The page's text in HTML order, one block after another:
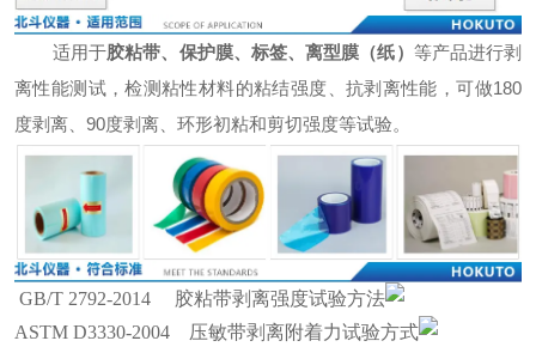
适用于胶粘带、保护膜、标签、离型膜（纸） 等产品进行剥
离性能测试，检测粘性材料的粘结强度、抗剥离性能，可做180
度剥离、90度剥离、环形初粘和剪切强度等试验。
GB/T 2792-2014 胶粘带剥离强度试验方法
ASTM D3330-2004 压敏带剥离附着力试验方式